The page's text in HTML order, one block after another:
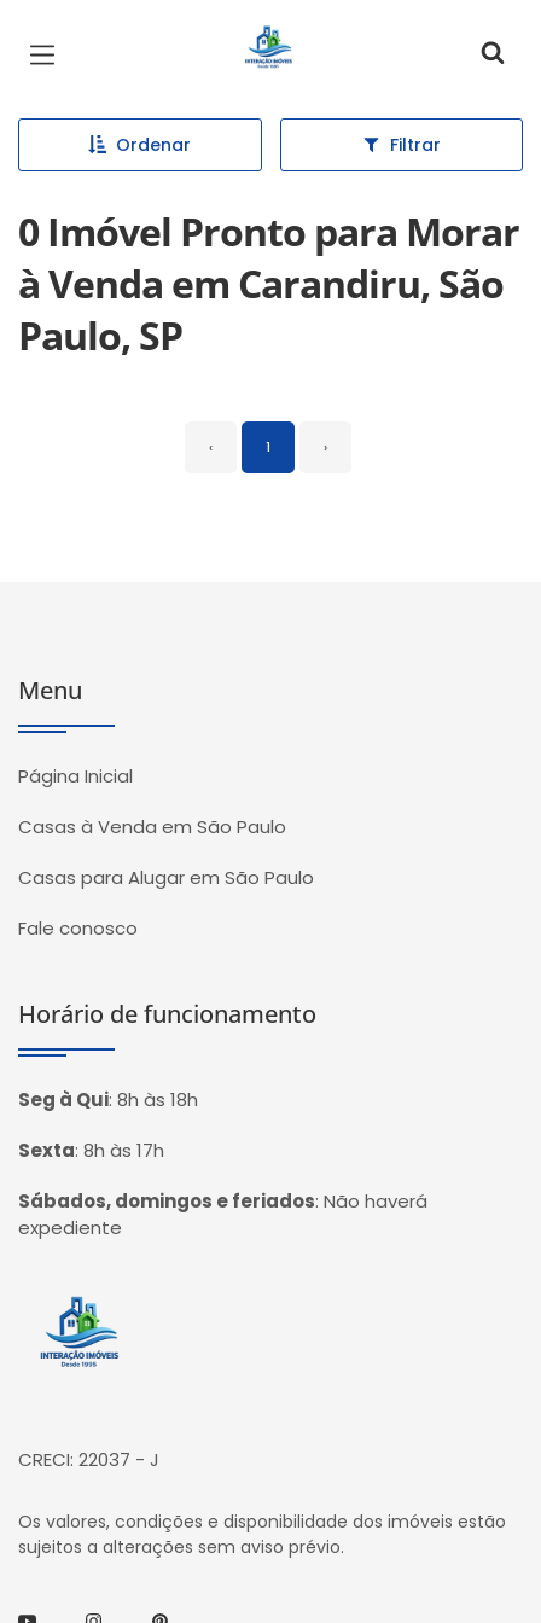
Página inicial
Ordenar Filtrar
0 Imóvel Pronto para Morar
à Venda em Carandiru, São
Paulo, SP
‹ 1 ›
Menu
Página Inicial
Casas à Venda em São Paulo
Casas para Alugar em São Paulo
Fale conosco
Horário de funcionamento
Seg à Qui: 8h às 18h
Sexta: 8h às 17h
Sábados, domingos e feriados: Não haverá
expediente
Página inicial
CRECI: 22037 - J
Os valores, condições e disponibilidade dos imóveis estão
sujeitos a alterações sem aviso prévio.